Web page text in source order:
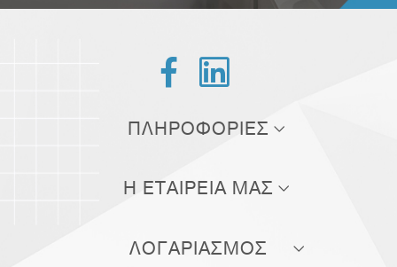
 
ΠΛΗΡΟΦΟΡΙΕΣ
Η ΕΤΑΙΡΕΙΑ ΜΑΣ
ΛΟΓΑΡΙΑΣΜΟΣ